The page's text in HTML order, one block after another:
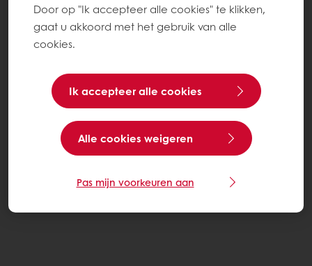
Door op "Ik accepteer alle cookies" te klikken,
gaat u akkoord met het gebruik van alle
cookies.
Ik accepteer alle cookies
Alle cookies weigeren
Pas mijn voorkeuren aan